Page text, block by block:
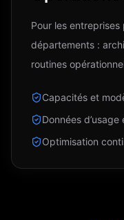
Pour les
départements :
routines
Capacités et
Données
Optimisation